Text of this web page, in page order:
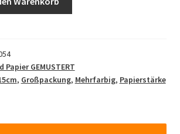
Papier GEMUSTERT
, Großpackung, Mehrfarbig, Papierstärke